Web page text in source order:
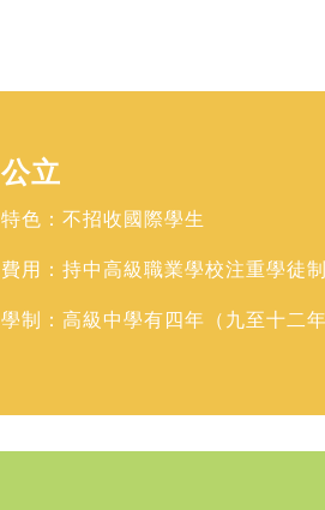
公立
特色：不招收國際學生
費用：持中高級職業學校注重學徒
學制：高級中學有四年（九至十二年